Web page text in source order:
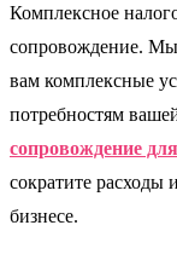
Комплексное
сопровождение.
вам комплексные
потребностям
сопровождение
сократите расходы
бизнесе.